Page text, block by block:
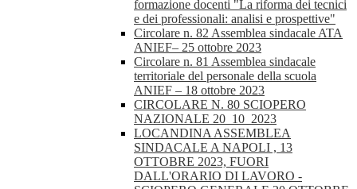
formazione docenti "La riforma dei tecnici
e dei professionali: analisi e prospettive"
Circolare n. 82 Assemblea sindacale ATA
ANIEF– 25 ottobre 2023
Circolare n. 81 Assemblea sindacale
territoriale del personale della scuola
ANIEF – 18 ottobre 2023
CIRCOLARE N. 80 SCIOPERO
NAZIONALE 20_10_2023
LOCANDINA ASSEMBLEA
SINDACALE A NAPOLI , 13
OTTOBRE 2023, FUORI
DALL'ORARIO DI LAVORO -